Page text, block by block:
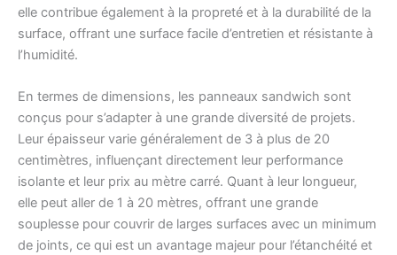
elle contribue également à la propreté et à la durabilité de la
surface, offrant une surface facile d’entretien et résistante à
l’humidité.
En termes de dimensions, les panneaux sandwich sont
conçus pour s’adapter à une grande diversité de projets.
Leur épaisseur varie généralement de 3 à plus de 20
centimètres, influençant directement leur performance
isolante et leur prix au mètre carré. Quant à leur longueur,
elle peut aller de 1 à 20 mètres, offrant une grande
souplesse pour couvrir de larges surfaces avec un minimum
de joints, ce qui est un avantage majeur pour l’étanchéité et